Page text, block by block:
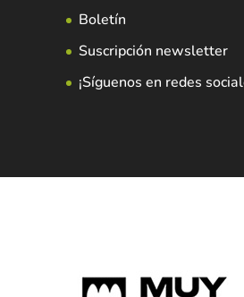
Boletín
Suscripción newsletter
¡Síguenos en redes